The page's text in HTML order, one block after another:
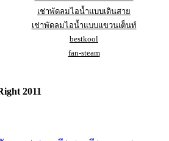
เช่าพัดลมไอน้ำแบบเดินสาย
เช่าพัดลมไอน้ำแบบแขวนเต็นท์
bestkool
fan-steam
2011